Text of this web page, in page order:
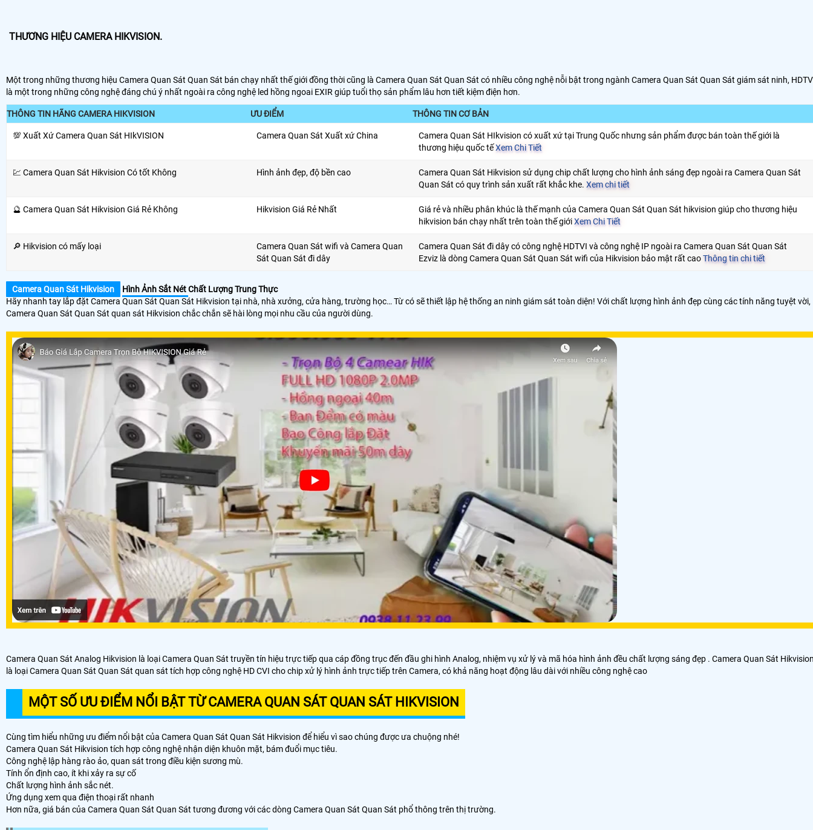
THƯƠNG HIỆU CAMERA HIKVISION.
Một trong những thương hiệu Camera Quan Sát Quan Sát bán chạy nhất thế giới đồng thời cũng là Camera Quan Sát Quan Sát có nhiều công nghệ nỗi bật trong ngành Camera Quan Sát Quan Sát giám sát ninh,
là một trong những công nghệ đáng chú ý nhất ngoài ra công nghệ led hồng ngoai EXIR giúp tuổi thọ sản phẩm lâu hơn tiết kiệm điện hơn.
THÔNG TIN HÃNG CAMERA HIKVISION ƯU ĐIỂM THÔNG TIN CƠ BẢN
💯 Xuất Xứ Camera Quan Sát HIkVISION Camera Quan Sát Xuất xứ China
Camera Quan Sát HIkvision có xuất xứ tại Trung Quốc nhưng sản phẩm được bán toàn thế giới là
thương hiệu quốc tếXem Chi Tiết
💹 Camera Quan Sát Hikvision Có tốt Không Hình ảnh đẹp, độ bền cao
Camera Quan Sát Hikvision sử dụng chip chất lượng cho hình ảnh sáng đẹp ngoài ra Camera Quan Sát
Quan Sát có quy trình sản xuất rất khắc khe. Xem chi tiết
🔮 Camera Quan Sát Hikvision Giá Rẻ Không Hikvision Giá Rẻ Nhất
Giá rẻ và nhiều phân khúc là thế mạnh của Camera Quan Sát Quan Sát hikvision giúp cho thương hiệu
hikvision bán chạy nhất trên toàn thế giớiXem Chi Tiết
🔎 Hikvision có mấy loại
Camera Quan Sát wifi và Camera Quan
Sát Quan Sát đi dây
Camera Quan Sát đi dây có công nghệ HDTVI và công nghệ IP ngoài ra Camera Quan Sát Quan Sát
Ezviz là dòng Camera Quan Sát Quan Sát wifi của Hikvision bảo mật rất caoThông tin chi tiết
Camera Quan Sát Hikvision Hình Ảnh Sắt NétChất Lượng Trung Thực
Hãy nhanh tay lắp đặt Camera Quan Sát Quan Sát Hikvision tại nhà, nhà xưởng, cửa hàng, trường học… Từ có sẽ thiết lập hệ thống an ninh giám sát toàn diện! Với chất lượng hình ảnh đẹp cùng các tính năng tuyệt vời,
Camera Quan Sát Quan Sát quan sát Hikvision chắc chắn sẽ hài lòng mọi nhu cầu của người dùng.
Camera Quan Sát Analog Hikvision là loại Camera Quan Sát truyền tín hiệu trực tiếp qua cáp đồng trục đến đầu ghi hình Analog, nhiệm vụ xử lý và mã hóa hình ảnh đều chất lượng sáng đẹp . Camera Quan Sát
là loại Camera Quan Sát Quan Sát quan sát tích hợp công nghệ HD CVI cho chip xử lý hình ảnh trực tiếp trên Camera, có khả năng hoạt động lâu dài với nhiều công nghệ cao
MỘT SỐ ƯU ĐIỂM NỔI BẬT TỪ CAMERA QUAN SÁT QUAN SÁT HIKVISION
Cùng tìm hiểu những ưu điểm nổi bật của Camera Quan Sát Quan Sát Hikvision để hiểu vì sao chúng được ưa chuộng nhé!
Camera Quan Sát Hikvision tích hợp công nghệ nhận diện khuôn mặt, bám đuổi mục tiêu.
Công nghệ lập hàng rào ảo, quan sát trong điều kiện sương mù.
Tính ổn định cao, ít khi xảy ra sự cố
Chất lượng hình ảnh sắc nét.
Ứng dụng xem qua điện thoại rất nhanh
Hơn nữa, giá bán của Camera Quan Sát Quan Sát tương đương với các dòng Camera Quan Sát Quan Sát phổ thông trên thị trường.